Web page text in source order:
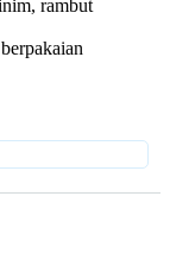
rambut